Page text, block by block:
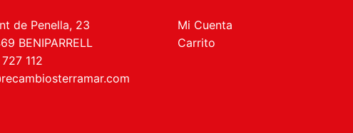
de Penella, 23
BENIPARRELL
112
Mi Cuenta
Carrito